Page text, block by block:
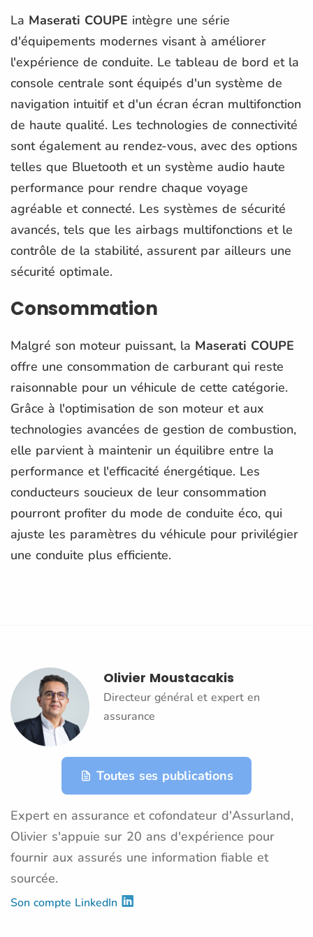
La Maserati COUPE intègre une série
d'équipements modernes visant à améliorer
l'expérience de conduite. Le tableau de bord et la
console centrale sont équipés d'un système de
navigation intuitif et d'un écran écran multifonction
de haute qualité. Les technologies de connectivité
sont également au rendez-vous, avec des options
telles que Bluetooth et un système audio haute
performance pour rendre chaque voyage
agréable et connecté. Les systèmes de sécurité
avancés, tels que les airbags multifonctions et le
contrôle de la stabilité, assurent par ailleurs une
sécurité optimale.
Consommation
Malgré son moteur puissant, la Maserati COUPE
offre une consommation de carburant qui reste
raisonnable pour un véhicule de cette catégorie.
Grâce à l'optimisation de son moteur et aux
technologies avancées de gestion de combustion,
elle parvient à maintenir un équilibre entre la
performance et l'efficacité énergétique. Les
conducteurs soucieux de leur consommation
pourront profiter du mode de conduite éco, qui
ajuste les paramètres du véhicule pour privilégier
une conduite plus efficiente.
Olivier Moustacakis
Directeur général et expert en
assurance
Toutes ses publications
Expert en assurance et cofondateur d'Assurland,
Olivier s'appuie sur 20 ans d'expérience pour
fournir aux assurés une information fiable et
sourcée.
Son compte LinkedIn